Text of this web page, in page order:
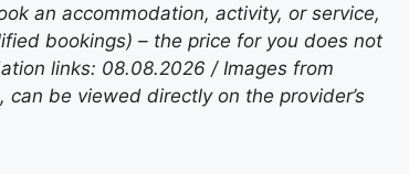
an accommodation, activity, or service,
bookings) – the price for you does not
links: 08.08.2026 / Images from
be viewed directly on the provider’s